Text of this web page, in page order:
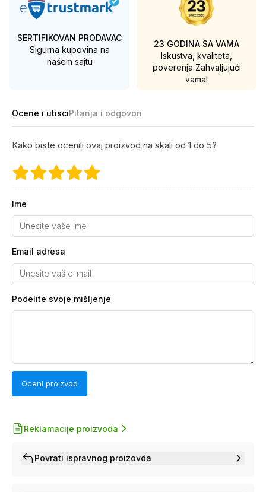
SERTIFIKOVAN PRODAVAC
Sigurna kupovina na
našem sajtu
23 GODINA SA VAMA
Iskustva, kvaliteta,
poverenja Zahvaljujući
vama!
Ocene i utisciPitanja i odgovori
Kako biste ocenili ovaj proizvod na skali od 1 do 5?
Ime
Email adresa
Podelite svoje mišljenje
Oceni proizvod
Reklamacije proizvoda
Povrati ispravnog proizovda